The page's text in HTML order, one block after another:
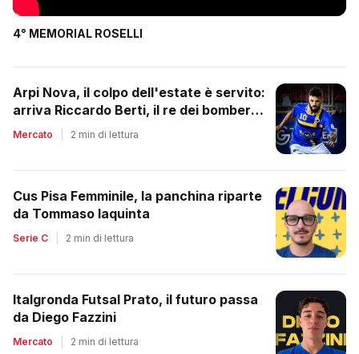
4° MEMORIAL ROSELLI
Arpi Nova, il colpo dell'estate è servito:
arriva Riccardo Berti, il re dei bomber
toscani
Mercato 2 min di lettura
Cus Pisa Femminile, la panchina riparte
da Tommaso Iaquinta
Serie C 2 min di lettura
Italgronda Futsal Prato, il futuro passa
da Diego Fazzini
Mercato 2 min di lettura